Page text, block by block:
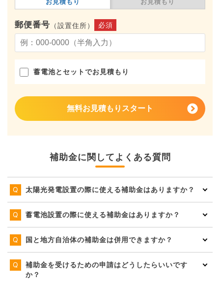
お見積もり お見積もり
郵便番号 （設置住所） 必須
蓄電池とセットでお見積もり
無料お見積もりスタート
補助金に関してよくある質問
太陽光発電設置の際に使える補助金はありますか？
蓄電池設置の際に使える補助金はありますか？
国と地方自治体の補助金は併用できますか？
補助金を受けるための申請はどうしたらいいです
か？